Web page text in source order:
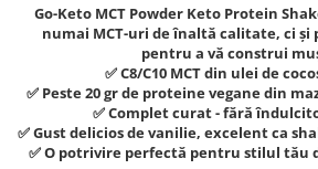
Pro Tan
Pure Nutrition USA
Quicksilver Scientific
Sanct Bernhard
Go-Keto MCT Powder Keto Protein
numai MCT-uri de înaltă calitate, ci
pentru a vă construi
✅ C8/C10 MCT din ulei de
✅ Peste 20 gr de proteine vegane din
✅ Complet curat - fără
✅ Gust delicios de vanilie, excelent ca
✅ O potrivire perfectă pentru stilul tău